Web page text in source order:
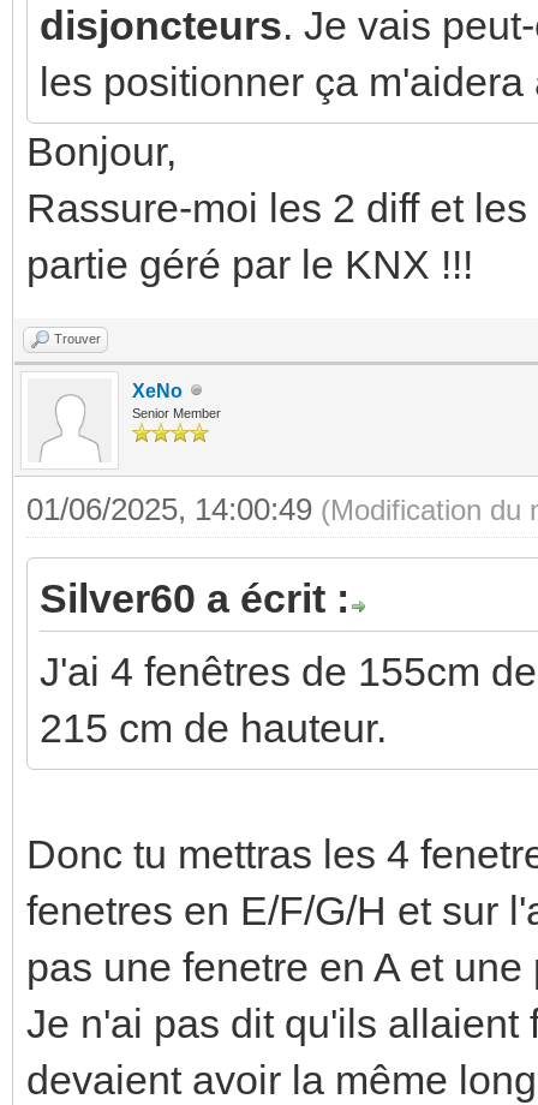
disjoncteurs. Je vais
les positionner ça m'aidera
Bonjour,
Rassure-moi les 2 diff et
partie géré par le KNX !!!
Trouver
XeNo
Senior Member
01/06/2025, 14:00:49 (Modification du
Silver60 a écrit :
J'ai 4 fenêtres de 155cm
215 cm de hauteur.
Donc tu mettras les 4
fenetres en E/F/G/H et sur
pas une fenetre en A et
Je n'ai pas dit qu'ils
devaient avoir la même